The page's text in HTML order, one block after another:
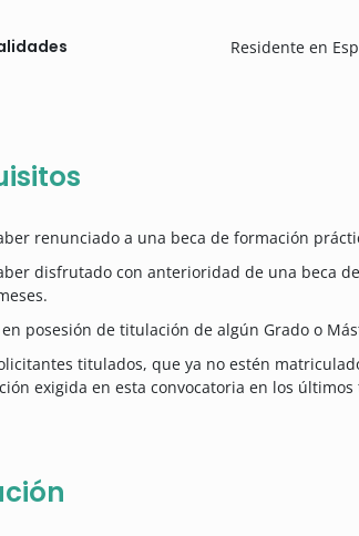
Residente en
renunciado a una beca de formación
disfrutado con anterioridad de una beca
en posesión de titulación de algún Grado o
titulados, que ya no estén
exigida en esta convocatoria en los